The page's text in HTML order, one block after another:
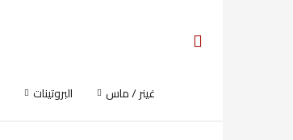
غينر / ماس البروتينات